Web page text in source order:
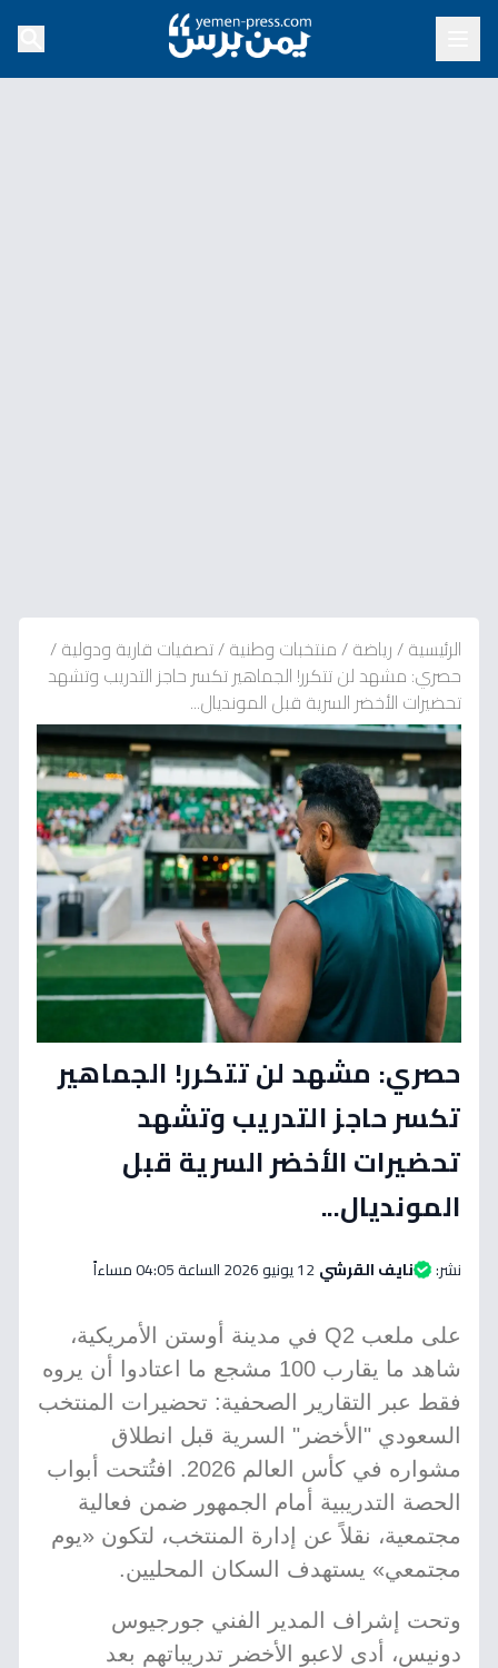
الرئيسية/رياضة/منتخبات وطنية/تصفيات قارية ودولية/
حصري: مشهد لن تتكرر! الجماهير تكسر حاجز التدريب وتشهد
تحضيرات الأخضر السرية قبل المونديال...
حصري: مشهد لن تتكرر! الجماهير
تكسر حاجز التدريب وتشهد
تحضيرات الأخضر السرية قبل
المونديال...
نشر: نايف القرشي12 يونيو 2026 الساعة 04:05 مساءاً
على ملعب Q2 في مدينة أوستن الأمريكية،
شاهد ما يقارب 100 مشجع ما اعتادوا أن يروه
فقط عبر التقارير الصحفية: تحضيرات المنتخب
السعودي "الأخضر" السرية قبل انطلاق
مشواره في كأس العالم 2026. افتُتحت أبواب
الحصة التدريبية أمام الجمهور ضمن فعالية
مجتمعية، نقلاً عن إدارة المنتخب، لتكون «يوم
مجتمعي» يستهدف السكان المحليين.
وتحت إشراف المدير الفني جورجيوس
دونيس، أدى لاعبو الأخضر تدريباتهم بعد